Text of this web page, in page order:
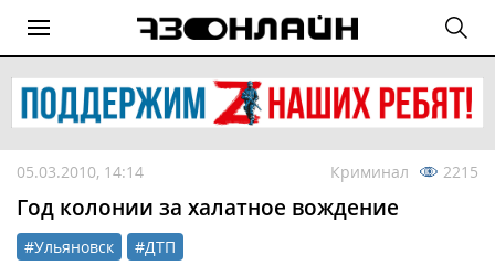
05.03.2010, 14:14 Криминал 2215
Год колонии за халатное вождение
#Ульяновск #ДТП